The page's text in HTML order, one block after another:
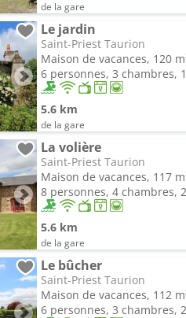
de la gare
Le jardin
Saint-Priest Taurion
Maison de vacances, 120
6 personnes, 3 chambres,
5.6 km
de la gare
La volière
Saint-Priest Taurion
Maison de vacances, 117
8 personnes, 4 chambres,
5.6 km
de la gare
Le bûcher
Saint-Priest Taurion
Maison de vacances, 112
6 personnes, 3 chambres,